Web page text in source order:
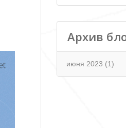
Архив